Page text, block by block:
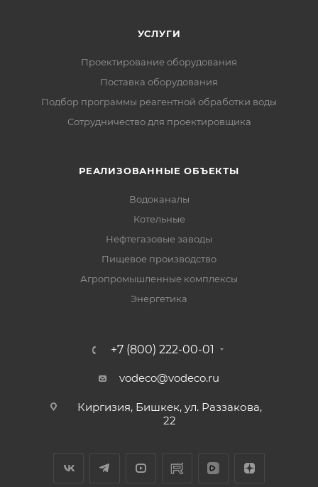
УСЛУГИ
Проектирование оборудования
Поставка оборудования
Подбор программы реагентной обработки воды
Сотрудничество для проектировщика
РЕАЛИЗОВАННЫЕ ОБЪЕКТЫ
Водоканалы
Котельные
Нефтегазовые заводы
Пищевое производство
Агропромышленные комплексы
Энергетика
+7 (800) 222-00-01
vodeco@vodeco.ru
Киргизия, Бишкек, ул. Раззакова,
22